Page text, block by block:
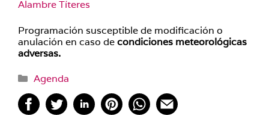
Alambre Títeres
Programación susceptible de modificación o
anulación en caso decondiciones meteorológicas
adversas.
Categorías
Agenda